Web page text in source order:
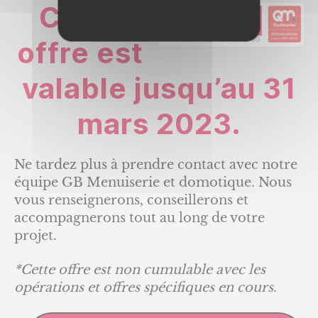
Cette
offre est
valable jusqu’au 31
mars 2023.
Ne tardez plus à prendre contact avec notre
équipe GB Menuiserie et domotique. Nous
vous renseignerons, conseillerons et
accompagnerons tout au long de votre
projet.
*Cette offre est non cumulable avec les
opérations et offres spécifiques en cours.